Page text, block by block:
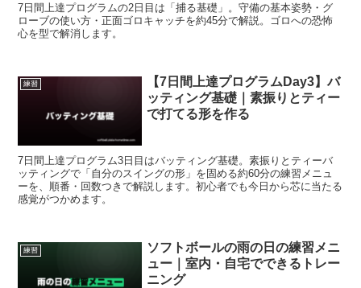
7日間上達プログラムの2日目は「捕る基礎」。守備の基本姿勢・グ
ローブの使い方・正面ゴロキャッチを約45分で解説。ゴロへの恐怖
心を型で解消します。
練習
【7日間上達プログラムDay3】バ
ッティング基礎｜素振りとティー
で打てる形を作る
7日間上達プログラム3日目はバッティング基礎。素振りとティーバ
ッティングで「自分のスイングの形」を固める約60分の練習メニュ
ーを、順番・回数つきで解説します。初心者でも今日から芯に当たる
感覚がつかめます。
練習
ソフトボールの雨の日の練習メニ
ュー｜室内・自宅でできるトレー
ニング